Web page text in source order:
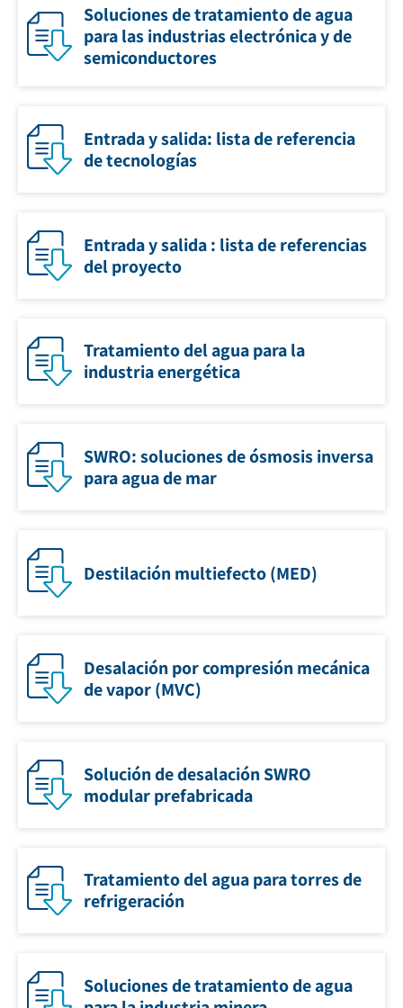
Soluciones de tratamiento de agua
para las industrias electrónica y de
semiconductores
Entrada y salida: lista de referencia
de tecnologías
Entrada y salida : lista de referencias
del proyecto
Tratamiento del agua para la
industria energética
SWRO: soluciones de ósmosis inversa
para agua de mar
Destilación multiefecto (MED)
Desalación por compresión mecánica
de vapor (MVC)
Solución de desalación SWRO
modular prefabricada
Tratamiento del agua para torres de
refrigeración
Soluciones de tratamiento de agua